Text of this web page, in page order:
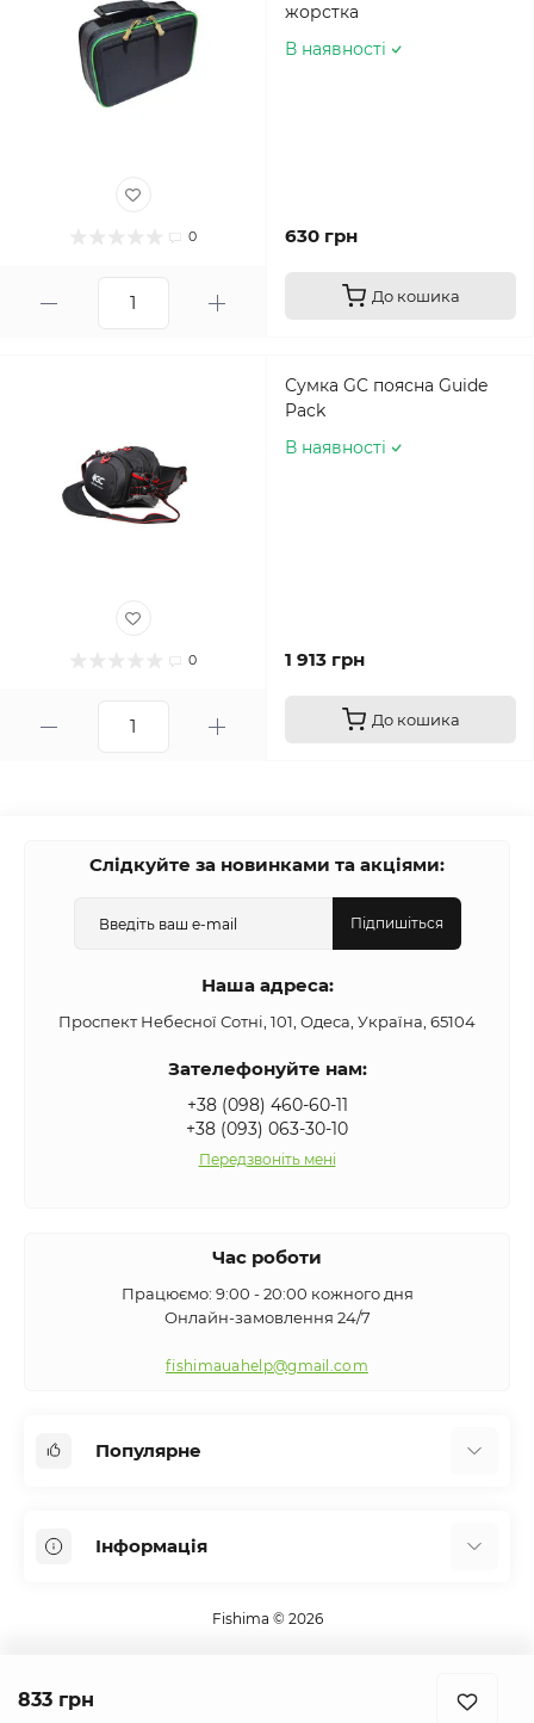
833 грн
0
жорстка
В наявності
630 грн
До кошика
0
Сумка GC поясна Guide
Pack
В наявності
1 913 грн
До кошика
Слідкуйте за новинками та акціями:
Підпишіться
Наша адреса:
Проспект Небесної Сотні, 101, Одеса, Україна, 65104
Зателефонуйте нам:
+38 (098) 460-60-11
+38 (093) 063-30-10
Передзвоніть мені
Час роботи
Працюємо: 9:00 - 20:00 кожного дня
Онлайн-замовлення 24/7
fishimauahelp@gmail.com
Популярне
ВудилищаІнформація
Повернення та обмін
Fishima © 2026